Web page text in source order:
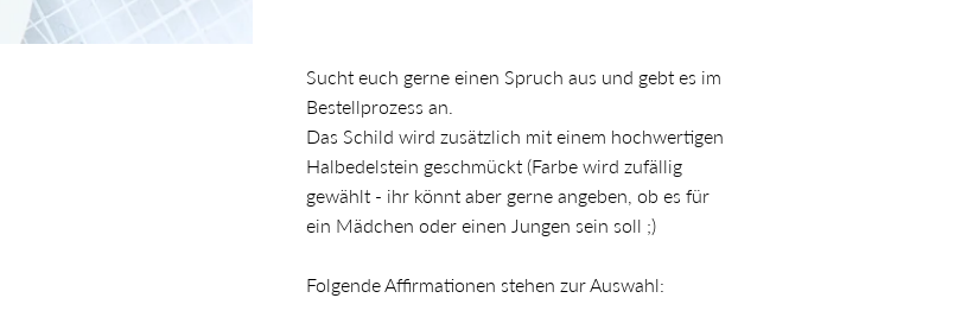
Sucht euch gerne einen Spruch aus und gebt es im
Bestellprozess an.
Das Schild wird zusätzlich mit einem hochwertigen
Halbedelstein geschmückt (Farbe wird zufällig
gewählt - ihr könnt aber gerne angeben, ob es für
ein Mädchen oder einen Jungen sein soll ;)
Folgende Affirmationen stehen zur Auswahl: